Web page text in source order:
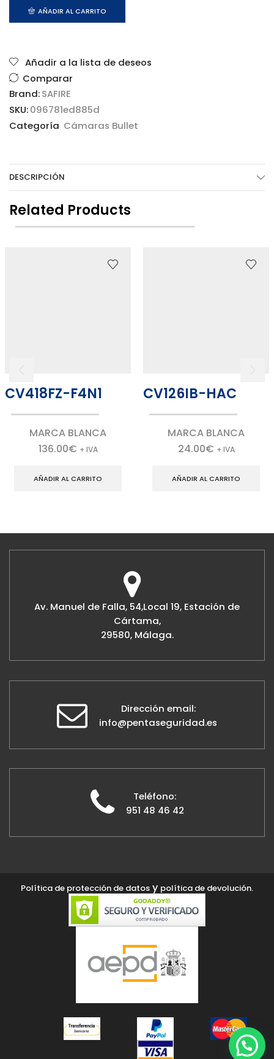
AÑADIR AL CARRITO
Añadir a la lista de deseos
Comparar
Brand:SAFIRE
SKU:096781ed885d
Categoría Cámaras Bullet
DESCRIPCIÓN
Related Products
CV418FZ-F4N1
MARCA BLANCA
136.00€ + IVA
AÑADIR AL CARRITO
CV126IB-HAC
MARCA BLANCA
24.00€ + IVA
AÑADIR AL CARRITO
Av. Manuel de Falla, 54,Local 19, Estación de
Cártama,
29580, Málaga.
Dirección email:
info@pentaseguridad.es
Teléfono:
951 48 46 42
Política de protección de datos y política de devolución.